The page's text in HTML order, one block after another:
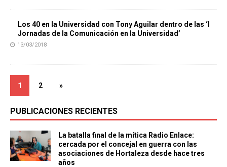
Los 40 en la Universidad con Tony Aguilar dentro de las ‘I
Jornadas de la Comunicación en la Universidad’
13/03/2018
1 2 »
PUBLICACIONES RECIENTES
La batalla final de la mítica Radio Enlace:
cercada por el concejal en guerra con las
asociaciones de Hortaleza desde hace tres
años